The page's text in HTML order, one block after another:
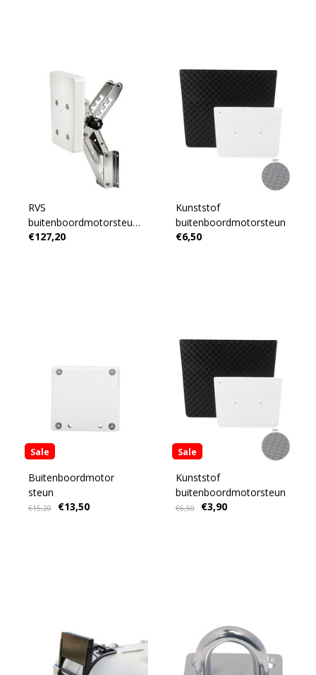
RVS
buitenboordmotorsteun
met kunststof plank.
€127,20
Kunststof
buitenboordmotorsteun
€6,50
Sale
Buitenboordmotor
steun
€15,20 €13,50
Sale
Kunststof
buitenboordmotorsteun
€6,50 €3,90